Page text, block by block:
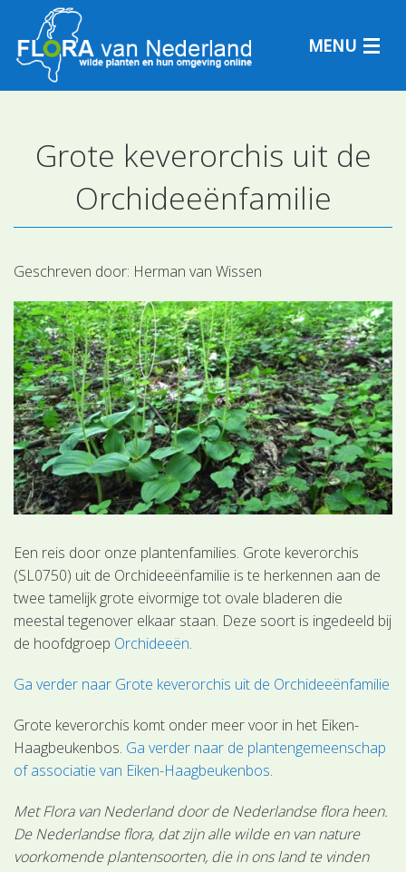
MENU
Plantensoorten
Determineren
Grote keverorchis uit de
Orchideeënfamilie
Geschreven door: Herman van Wissen
Een reis door onze plantenfamilies. Grote keverorchis
(SL0750) uit de Orchideeënfamilie is te herkennen aan de
twee tamelijk grote eivormige tot ovale bladeren die
meestal tegenover elkaar staan. Deze soort is ingedeeld bij
de hoofdgroep Orchideeën.
Ga verder naar Grote keverorchis uit de Orchideeënfamilie
Grote keverorchis komt onder meer voor in het Eiken-
Haagbeukenbos. Ga verder naar de plantengemeenschap
of associatie van Eiken-Haagbeukenbos.
Met Flora van Nederland door de Nederlandse flora heen.
De Nederlandse flora, dat zijn alle wilde en van nature
voorkomende plantensoorten, die in ons land te vinden